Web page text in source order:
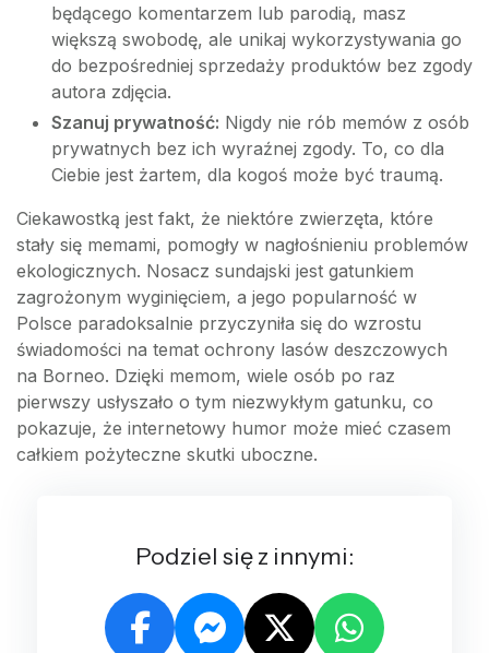
będącego komentarzem lub parodią, masz
większą swobodę, ale unikaj wykorzystywania go
do bezpośredniej sprzedaży produktów bez zgody
autora zdjęcia.
Szanuj prywatność: Nigdy nie rób memów z osób
prywatnych bez ich wyraźnej zgody. To, co dla
Ciebie jest żartem, dla kogoś może być traumą.
Ciekawostką jest fakt, że niektóre zwierzęta, które
stały się memami, pomogły w nagłośnieniu problemów
ekologicznych. Nosacz sundajski jest gatunkiem
zagrożonym wyginięciem, a jego popularność w
Polsce paradoksalnie przyczyniła się do wzrostu
świadomości na temat ochrony lasów deszczowych
na Borneo. Dzięki memom, wiele osób po raz
pierwszy usłyszało o tym niezwykłym gatunku, co
pokazuje, że internetowy humor może mieć czasem
całkiem pożyteczne skutki uboczne.
Podziel się z innymi: